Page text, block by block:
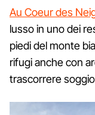
Au Coeur des
lusso in uno dei
piedi del monte
rifugi anche con
trascorrere